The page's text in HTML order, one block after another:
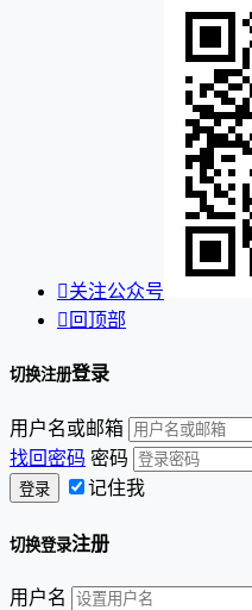
关注公众号
 回顶部
切换注册登录
用户名或邮箱
找回密码 密码
记住我
切换登录注册
用户名